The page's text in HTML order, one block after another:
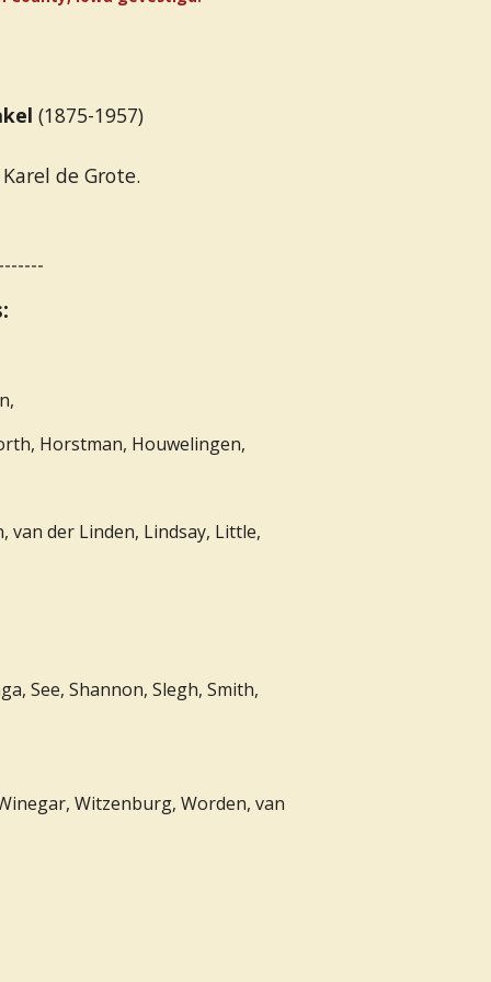
(1875-1957)
de Grote.
Horstman, Houwelingen,
van der Linden, Lindsay, Little,
See, Shannon, Slegh, Smith,
Witzenburg, Worden, van